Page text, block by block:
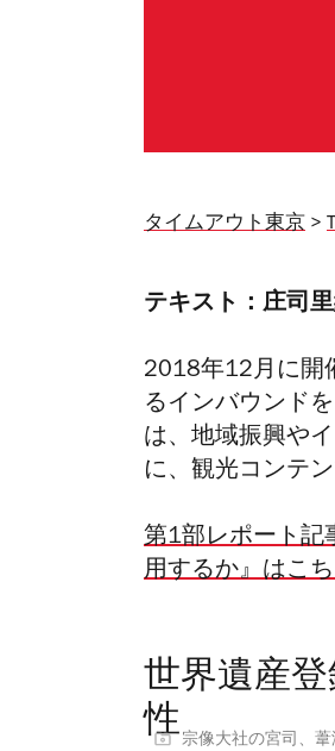
タイムアウト東京 >
テキスト：庄司
2018年12月に開
るインバウンド
は、地域振興や
に、観光コンテ
第1部レポート記
用するか』はこ
世界遺産
性宗像大社の宮司、葦